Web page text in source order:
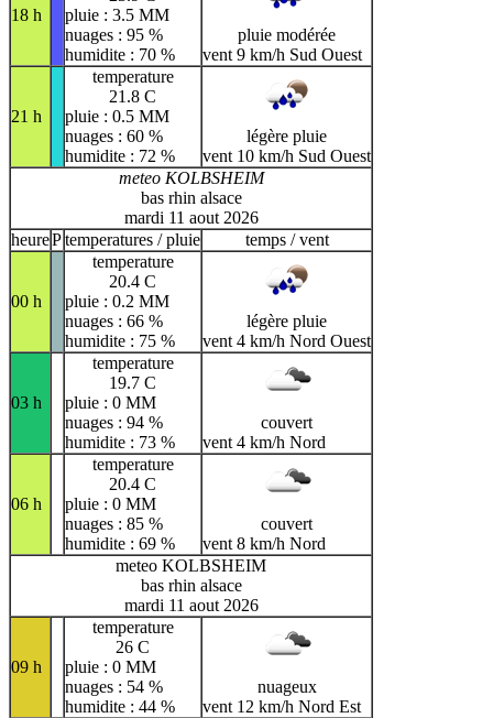
18 h
pluie : 3.5 MM
nuages : 95 %
humidite : 70 %
pluie modérée
vent 9 km/h Sud Ouest
21 h
temperature
21.8 C
pluie : 0.5 MM
nuages : 60 %
humidite : 72 %
légère pluie
vent 10 km/h Sud Ouest
meteo KOLBSHEIM
bas rhin alsace
mardi 11 aout 2026
heurePtemperatures / pluie temps / vent
00 h
temperature
20.4 C
pluie : 0.2 MM
nuages : 66 %
humidite : 75 %
légère pluie
vent 4 km/h Nord Ouest
03 h
temperature
19.7 C
pluie : 0 MM
nuages : 94 %
humidite : 73 %
couvert
vent 4 km/h Nord
06 h
temperature
20.4 C
pluie : 0 MM
nuages : 85 %
humidite : 69 %
couvert
vent 8 km/h Nord
meteo KOLBSHEIM
bas rhin alsace
mardi 11 aout 2026
09 h
temperature
26 C
pluie : 0 MM
nuages : 54 %
humidite : 44 %
nuageux
vent 12 km/h Nord Est